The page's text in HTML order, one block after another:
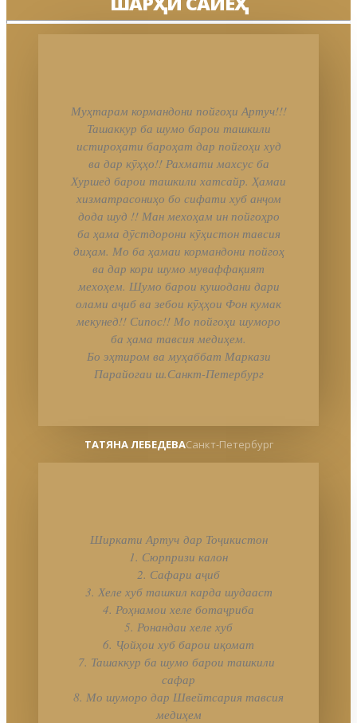
Муҳтарам кормандони пойгоҳи Артуч!!!
Ташаккур ба шумо барои ташкили
истироҳати бароҳат дар пойгоҳи худ
ва дар кӯҳҳо!! Рахмати махсус ба
Хуршед барои ташкили хатсайр. Ҳамаи
хизматрасониҳо бо сифати хуб анҷом
дода шуд !! Ман мехоҳам ин пойгоҳро
ба ҳама дӯстдорони кӯҳистон тавсия
диҳам. Мо ба ҳамаи кормандони пойгоҳ
ва дар кори шумо муваффақият
мехоҳем. Шумо барои кушодани дари
олами аҷиб ва зебои кӯҳҳои Фон кумак
мекунед!! Сипос!! Мо пойгоҳи шуморо
ба ҳама тавсия медиҳем.
Бо эҳтиром ва муҳаббат Маркази
Парайогаи ш.Санкт-Петербург
ТАТЯНА ЛЕБЕДЕВАСанкт-Петербург
Ширкати Артуч дар Тоҷикистон
1. Сюрпризи калон
2. Сафари аҷиб
3. Хеле хуб ташкил карда шудааст
4. Роҳнамои хеле ботаҷриба
5. Ронандаи хеле хуб
6. Ҷойҳои хуб барои иқомат
7. Ташаккур ба шумо барои ташкили
сафар
8. Мо шуморо дар Швейтсария тавсия
медиҳем